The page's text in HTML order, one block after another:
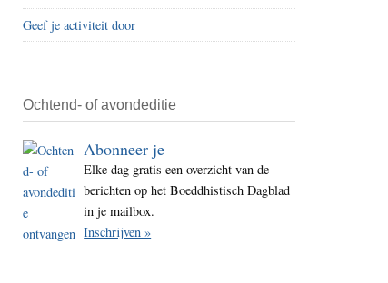
Geef je activiteit door
Ochtend- of avondeditie
Abonneer je
Elke dag gratis een overzicht van de
berichten op het Boeddhistisch Dagblad
in je mailbox.
Inschrijven »